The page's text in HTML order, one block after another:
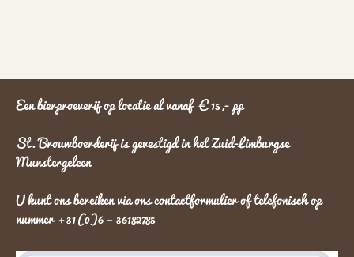
Een bierproeverij op locatie al vanaf €15,- pp
St. Brouwboerderij is gevestigd in het Zuid-Limburgse
Munstergeleen
U kunt ons bereiken via ons contactformulier of telefonisch op
nummer +31(0)6 – 36182785